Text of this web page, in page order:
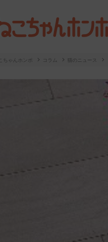
ちゃんホンポ コラム 猫のニュース